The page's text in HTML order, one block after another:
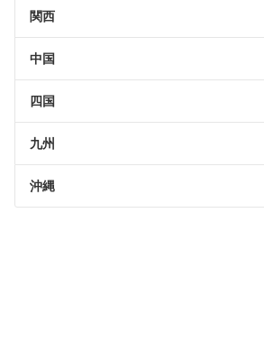
関西
中国
四国
九州
沖縄